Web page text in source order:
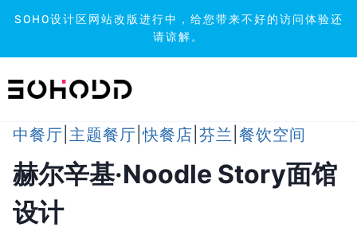
SOHO设计区网站改版进行中，给您带来不好的访问体验还
请谅解。
到
中餐厅 主题餐厅 |快餐店 芬兰 餐饮空间
赫尔辛基·Noodle Story面馆
设计